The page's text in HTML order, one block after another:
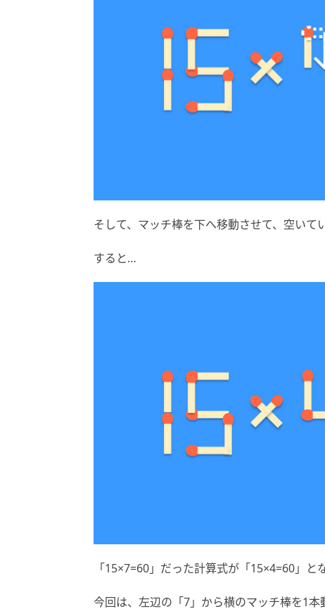
そして、マッチ棒を下へ移動させて、空いて
すると…
「15×7=60」だった計算式が「15×4=60」と
今回は、左辺の「7」から横のマッチ棒を1本